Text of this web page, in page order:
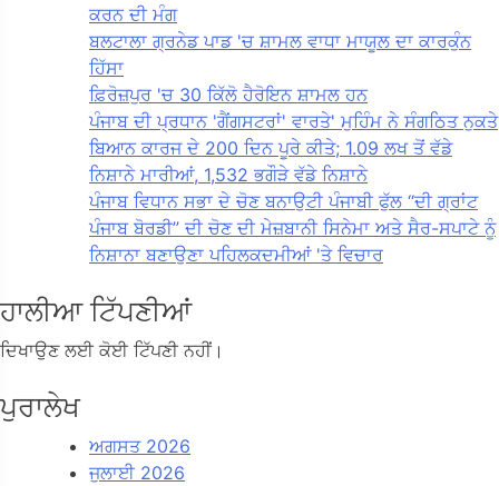
ਕਰਨ ਦੀ ਮੰਗ
ਬਲਟਾਲਾ ਗ੍ਰਨੇਡ ਪਾਡ 'ਚ ਸ਼ਾਮਲ ਵਾਧਾ ਮਾਯੂਲ ਦਾ ਕਾਰਕੁੰਨ
ਹਿੱਸਾ
ਫ਼ਿਰੋਜ਼ਪੁਰ 'ਚ 30 ਕਿੱਲੋ ਹੈਰੋਇਨ ਸ਼ਾਮਲ ਹਨ
ਪੰਜਾਬ ਦੀ ਪ੍ਰਧਾਨ 'ਗੈਂਗਸਟਰਾਂ' ਵਾਰਤੇ' ਮੁਹਿੰਮ ਨੇ ਸੰਗਠਿਤ ਨੁਕਤੇ
ਬਿਆਨ ਕਾਰਜ ਦੇ 200 ਦਿਨ ਪੂਰੇ ਕੀਤੇ; 1.09 ਲਖ ਤੋਂ ਵੱਡੇ
ਨਿਸ਼ਾਨੇ ਮਾਰੀਆਂ, 1,532 ਭਗੌੜੇ ਵੱਡੇ ਨਿਸ਼ਾਨੇ
ਪੰਜਾਬ ਵਿਧਾਨ ਸਭਾ ਦੇ ਚੋਣ ਬਨਾਉਟੀ ਪੰਜਾਬੀ ਫੁੱਲ “ਦੀ ਗ੍ਰਾਂਟ
ਪੰਜਾਬ ਬੋਰਡੀ” ਦੀ ਚੋਣ ਦੀ ਮੇਜ਼ਬਾਨੀ ਸਿਨੇਮਾ ਅਤੇ ਸੈਰ-ਸਪਾਟੇ ਨੂੰ
ਨਿਸ਼ਾਨਾ ਬਣਾਉਣਾ ਪਹਿਲਕਦਮੀਆਂ 'ਤੇ ਵਿਚਾਰ
ਹਾਲੀਆ ਟਿੱਪਣੀਆਂ
ਦਿਖਾਉਣ ਲਈ ਕੋਈ ਟਿੱਪਣੀ ਨਹੀਂ।
ਪੁਰਾਲੇਖ
ਅਗਸਤ 2026
ਜੁਲਾਈ 2026